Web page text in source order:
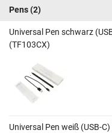
Pens(2)
Universal Pen schwarz
(TF103CX)
Universal Pen weiß (USB-